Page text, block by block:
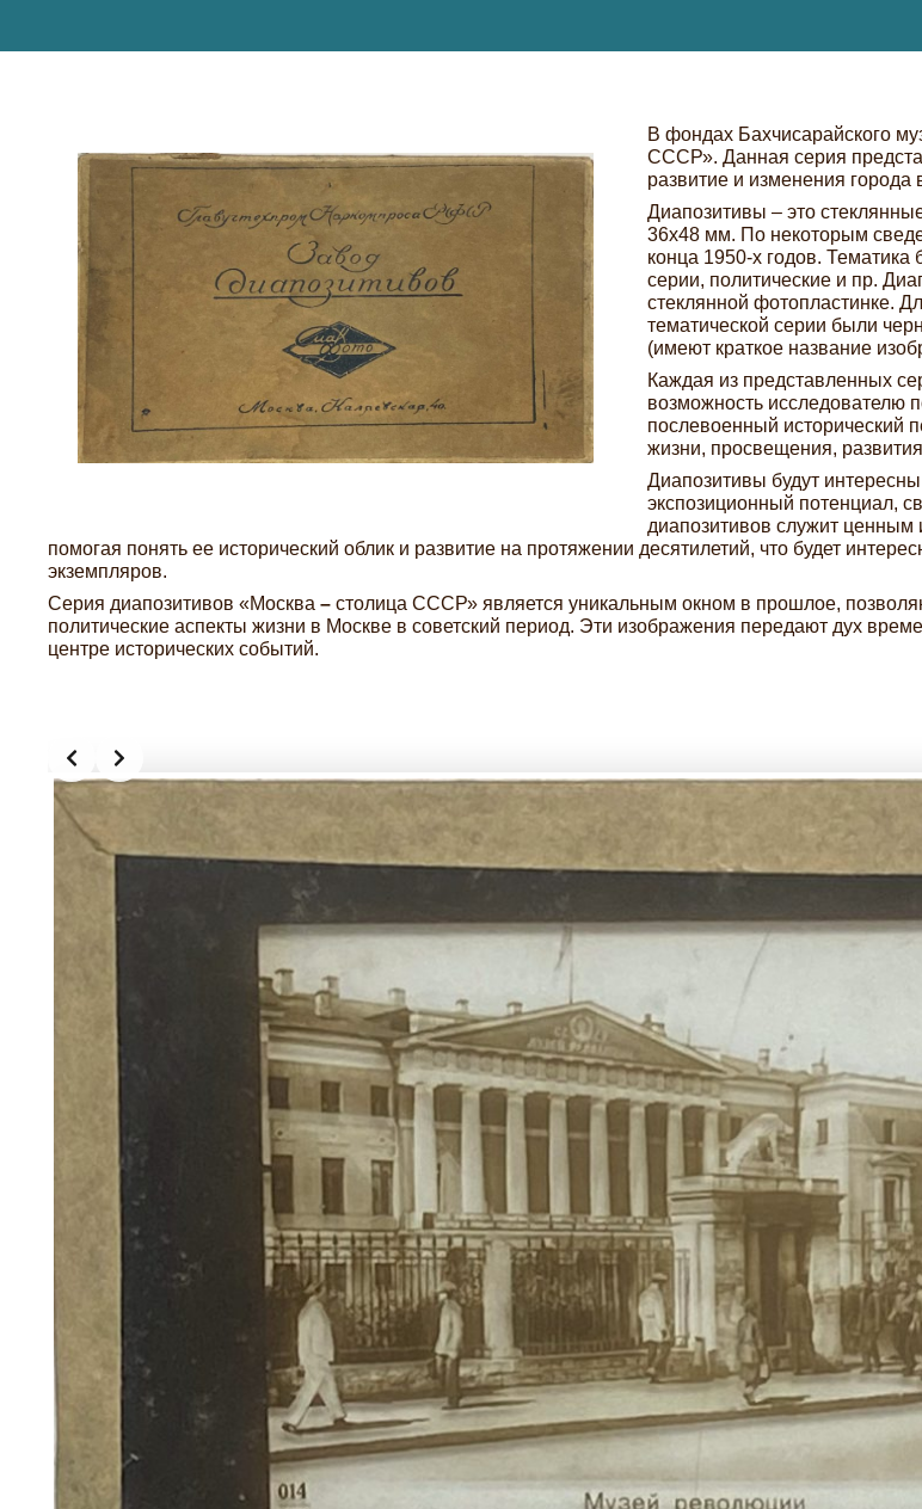
В фондах Бахчисарайского
СССР». Данная серия
развитие и изменения
Диапозитивы – это
36х48 мм. По некоторым
конца 1950-х годов.
серии, политические и пр.
стеклянной фотопластинке.
тематической серии были
(имеют краткое название
Каждая из представленных
возможность исследователю
послевоенный исторический
жизни, просвещения,
Диапозитивы будут
экспозиционный потенциал,
диапозитивов служит
помогая понять ее исторический облик и развитие на протяжении десятилетий, что будет
экземпляров.
Серия диапозитивов «Москва – столица СССР» является уникальным окном в прошлое,
политические аспекты жизни в Москве в советский период. Эти изображения передают дух
центре исторических событий.